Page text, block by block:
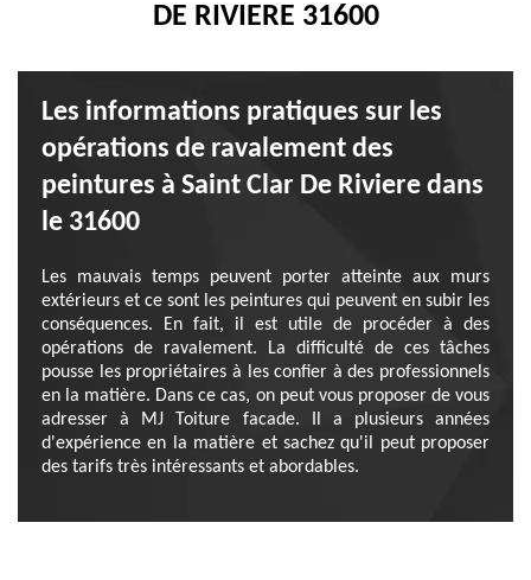
DE RIVIERE 31600
Les informations pratiques sur les
opérations de ravalement des
peintures à Saint Clar De Riviere dans
le 31600
Les mauvais temps peuvent porter atteinte aux murs
extérieurs et ce sont les peintures qui peuvent en subir les
conséquences. En fait, il est utile de procéder à des
opérations de ravalement. La difficulté de ces tâches
pousse les propriétaires à les confier à des professionnels
en la matière. Dans ce cas, on peut vous proposer de vous
adresser à MJ Toiture facade. Il a plusieurs années
d'expérience en la matière et sachez qu'il peut proposer
des tarifs très intéressants et abordables.